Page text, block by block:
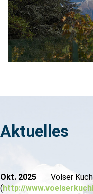
Aktuelles
Okt. 2025 Völser
(http://